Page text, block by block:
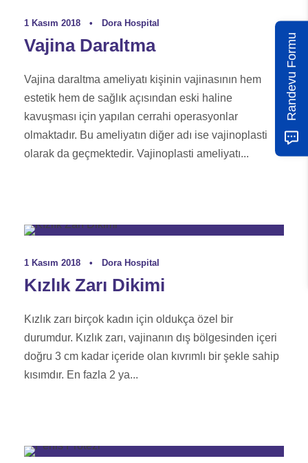
1 Kasım 2018 • Dora Hospital
Vajina Daraltma
Vajina daraltma ameliyatı kişinin vajinasının hem
estetik hem de sağlık açısından eski haline
kavuşması için yapılan cerrahi operasyonlar
olmaktadır. Bu ameliyatın diğer adı ise vajinoplasti
olarak da geçmektedir. Vajinoplasti ameliyatı...
1 Kasım 2018 • Dora Hospital
Kızlık Zarı Dikimi
Kızlık zarı birçok kadın için oldukça özel bir
durumdur. Kızlık zarı, vajinanın dış bölgesinden içeri
doğru 3 cm kadar içeride olan kıvrımlı bir şekle sahip
kısımdır. En fazla 2 ya...
Randevu Formu